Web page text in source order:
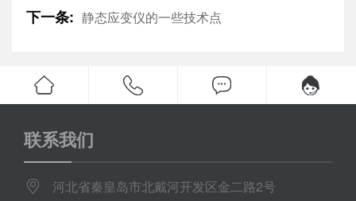
下一条: 静态应变仪的一些技术点
联系我们
河北省秦皇岛市北戴河开发区金二路2号